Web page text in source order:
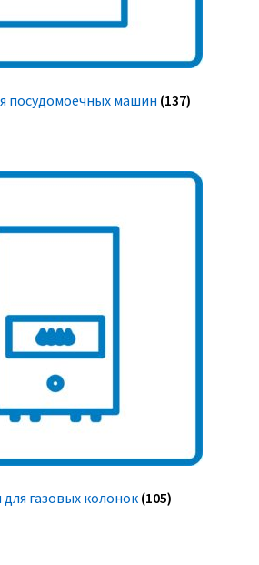
посудомоечных машин (137)
газовых колонок (105)